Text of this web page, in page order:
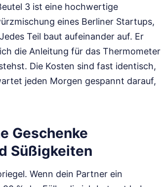
3 ist eine hochwertige
eines Berliner Startups,
Teil baut aufeinander auf. Er
die Anleitung für das Thermometer
Die Kosten sind fast identisch,
jeden Morgen gespannt darauf,
Geschenke
Süßigkeiten
Wenn dein Partner ein